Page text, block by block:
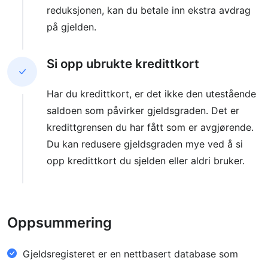
reduksjonen, kan du betale inn ekstra avdrag
på gjelden.
Si opp ubrukte kredittkort
Har du kredittkort, er det ikke den utestående
saldoen som påvirker gjeldsgraden. Det er
kredittgrensen du har fått som er avgjørende.
Du kan redusere gjeldsgraden mye ved å si
opp kredittkort du sjelden eller aldri bruker.
Oppsummering
Gjeldsregisteret er en nettbasert database som